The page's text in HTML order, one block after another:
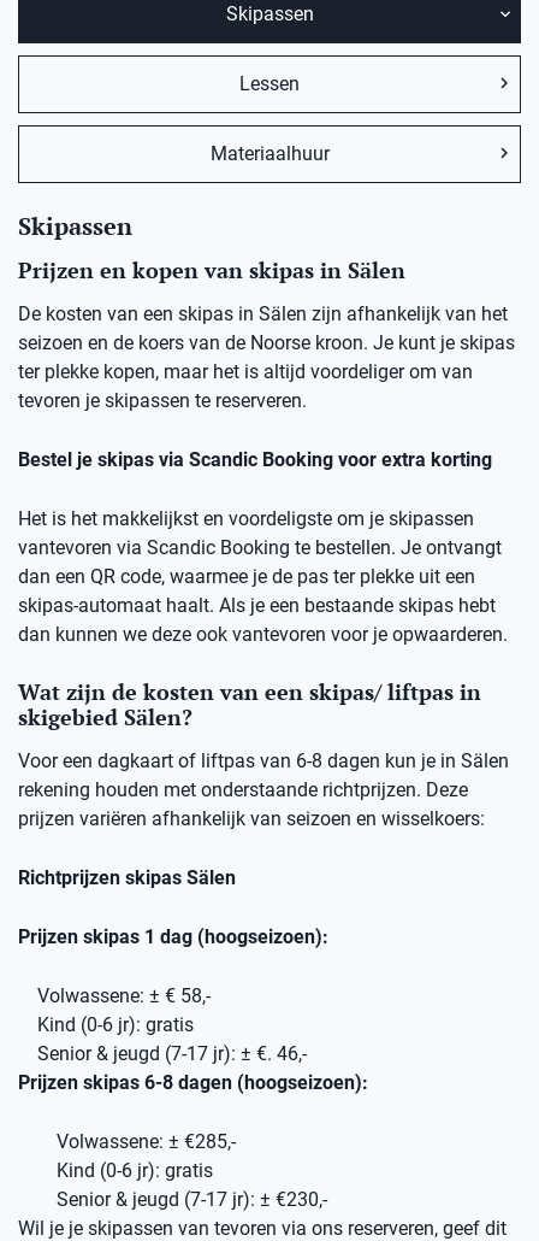
Skipassen
Lessen
Materiaalhuur
Skipassen
Prijzen en kopen van skipas in Sälen
De kosten van een skipas in Sälen zijn afhankelijk van het
seizoen en de koers van de Noorse kroon. Je kunt je skipas
ter plekke kopen, maar het is altijd voordeliger om van
tevoren je skipassen te reserveren.
Bestel je skipas via Scandic Booking voor extra korting
Het is het makkelijkst en voordeligste om je skipassen
vantevoren via Scandic Booking te bestellen. Je ontvangt
dan een QR code, waarmee je de pas ter plekke uit een
skipas-automaat haalt. Als je een bestaande skipas hebt
dan kunnen we deze ook vantevoren voor je opwaarderen.
Wat zijn de kosten van een skipas/ liftpas in
skigebied Sälen?
Voor een dagkaart of liftpas van 6-8 dagen kun je in Sälen
rekening houden met onderstaande richtprijzen. Deze
prijzen variëren afhankelijk van seizoen en wisselkoers:
Richtprijzen skipas Sälen
Prijzen skipas 1 dag (hoogseizoen):
Volwassene: ± € 58,-
Kind (0-6 jr): gratis
Senior & jeugd (7-17 jr): ± €. 46,-
Prijzen skipas 6-8 dagen (hoogseizoen):
Volwassene: ± €285,-
Kind (0-6 jr): gratis
Senior & jeugd (7-17 jr): ± €230,-
Wil je je skipassen van tevoren via ons reserveren, geef dit